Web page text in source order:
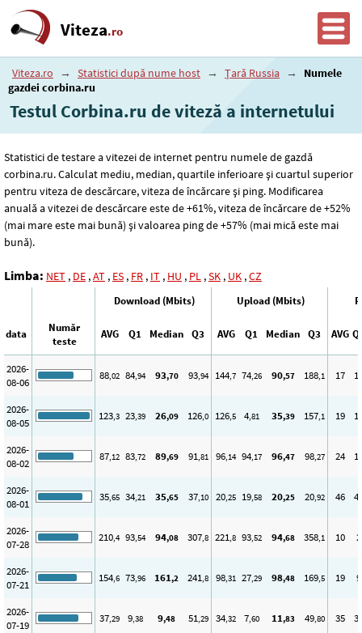
Viteza.ro
Viteza.ro → Statistici după nume host → Țară Russia →
Numele
gazdei corbina.ru
Testul Corbina.ru de viteză a internetului
Statistici de testare a vitezei de internet pentru numele de gazdă
corbina.ru. Calculat mediu, median, quartile inferioare și cuartul superior
pentru viteza de descărcare, viteza de încărcare și ping. Modificarea
anuală a vitezei de descărcare este de +61%, viteza de încărcare de +52%
(mai mare este mai bună) și valoarea ping de +57% (mai mică este mai
bună).
Limba: NET , DE ,AT , ES , FR , IT , HU , PL ,SK , UK ,CZ
Download (Mbits) Upload (Mbits)
data
Număr
teste
AVG Q1 Median Q3 AVG Q1 Median Q3 AVG
2026-
08-06
88,02 84,94 93,70 93,94 144,7 74,26 90,57 188,1 17
2026-
08-05
123,3 23,39 26,09 126,0 126,5 4,81 35,39 157,1 19
2026-
08-02
87,12 83,72 89,69 91,81 96,14 94,17 96,47 98,27 24
2026-
08-01
35,65 34,21 35,65 37,10 20,25 19,58 20,25 20,92 46
2026-
07-28
210,4 93,54 94,08 307,8 221,8 93,52 94,68 358,1 10 2
2026-
07-21
154,6 73,96 161,2 241,8 98,31 27,29 98,48 169,5 19 9
2026-
07-19
37,29 9,38 9,48 51,29 34,32 7,60 11,83 49,80 35